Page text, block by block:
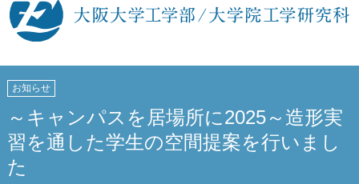
お知らせ
～キャンパスを居場所に2025～造形実
習を通した学生の空間提案を行いまし
た